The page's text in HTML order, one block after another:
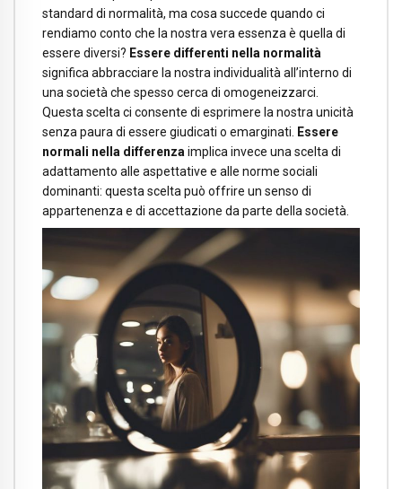
standard di normalità, ma cosa succede quando ci
rendiamo conto che la nostra vera essenza è quella di
essere diversi? Essere differenti nella normalità
significa abbracciare la nostra individualità all’interno di
una società che spesso cerca di omogeneizzarci.
Questa scelta ci consente di esprimere la nostra unicità
senza paura di essere giudicati o emarginati. Essere
normali nella differenza implica invece una scelta di
adattamento alle aspettative e alle norme sociali
dominanti: questa scelta può offrire un senso di
appartenenza e di accettazione da parte della società.